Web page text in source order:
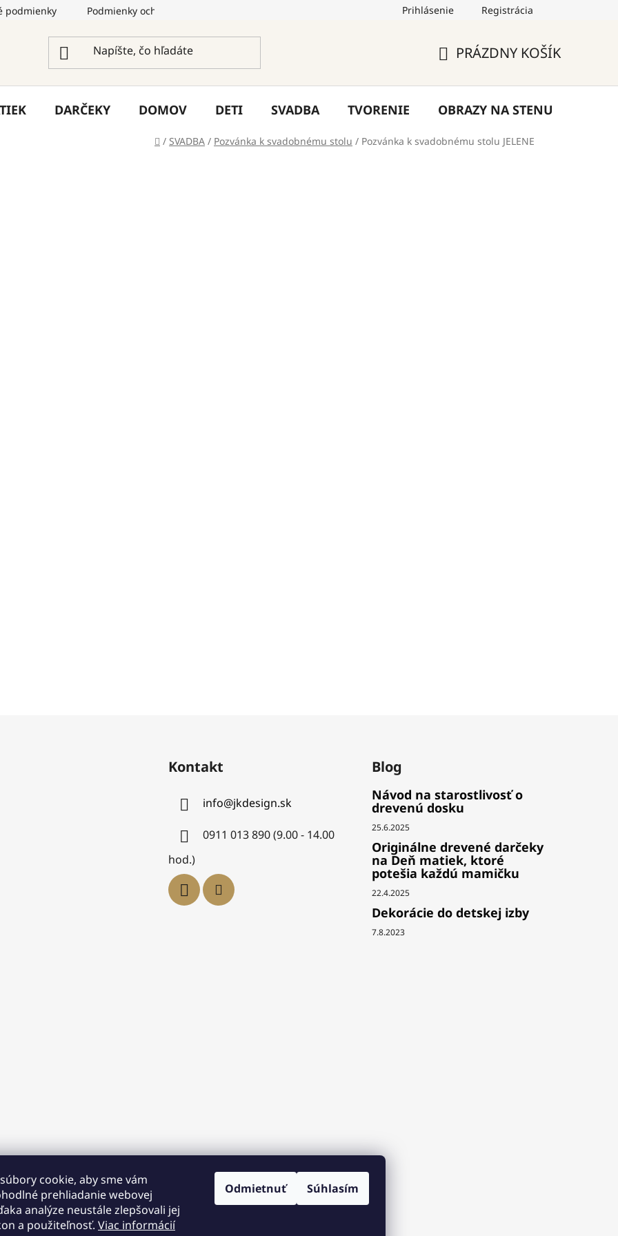
cookie, aby sme vám
prehliadanie webovej
analýze neustále zlepšovali jej
a použiteľnosť. Viac informácií
Odmietnuť Súhlasím
podmienky Podmienky ochrany osobných údajov Hodnotenie obchodu Blog Kontakty
Prihlásenie Registrácia
KOŠÍK
PRÁZDNY KOŠÍK
DARČEKY DOMOV DETI SVADBA TVORENIE OBRAZY NA STENU
Domov
/ SVADBA / Pozvánka k svadobnému stolu / Pozvánka k svadobnému stolu JELENE
Kontakt
info@jkdesign.sk
0911 013 890 (9.00 - 14.00
hod.)
Blog
Návod na starostlivosť o
drevenú dosku
25.6.2025
Originálne drevené darčeky
na Deň matiek, ktoré
potešia každú mamičku
22.4.2025
Dekorácie do detskej izby
7.8.2023